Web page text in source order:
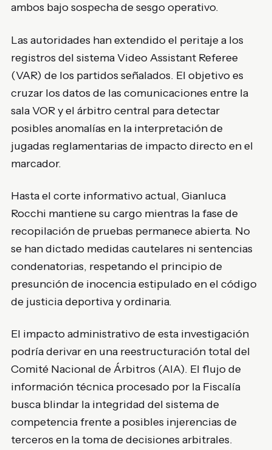
ambos bajo sospecha de sesgo operativo.
Las autoridades han extendido el peritaje a los
registros del sistema Video Assistant Referee
(VAR) de los partidos señalados. El objetivo es
cruzar los datos de las comunicaciones entre la
sala VOR y el árbitro central para detectar
posibles anomalías en la interpretación de
jugadas reglamentarias de impacto directo en el
marcador.
Hasta el corte informativo actual, Gianluca
Rocchi mantiene su cargo mientras la fase de
recopilación de pruebas permanece abierta. No
se han dictado medidas cautelares ni sentencias
condenatorias, respetando el principio de
presunción de inocencia estipulado en el código
de justicia deportiva y ordinaria.
El impacto administrativo de esta investigación
podría derivar en una reestructuración total del
Comité Nacional de Árbitros (AIA). El flujo de
información técnica procesado por la Fiscalía
busca blindar la integridad del sistema de
competencia frente a posibles injerencias de
terceros en la toma de decisiones arbitrales.